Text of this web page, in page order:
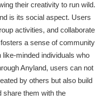
their creativity to run wild.
is its social aspect. Users
activities, and collaborate
a sense of community
minded individuals who
Anyland, users can not
by others but also build
share them with the